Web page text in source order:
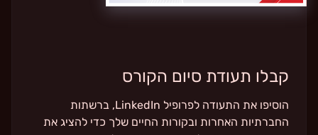
קבלו תעודת סיום הקורס
הוסיפו את התעודה לפרופיל LinkedIn, ברשתות
החברתיות האחרות ובקורות החיים שלך כדי להציג את